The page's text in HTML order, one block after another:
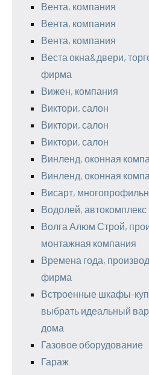
Вента, компания
Вента, компания
Вента, компания
Веста окна&двери,
фирма
Вижен, компания
Виктори, салон
Виктори, салон
Виктори, салон
Винленд, оконная
Винленд, оконная
Висарт,
Водолей, автокомплекс
Волга Алюм Строй,
монтажная компания
Времена года,
фирма
Встроенные шкафы-
выбрать идеальный
дома
Газовое оборудование
Гараж